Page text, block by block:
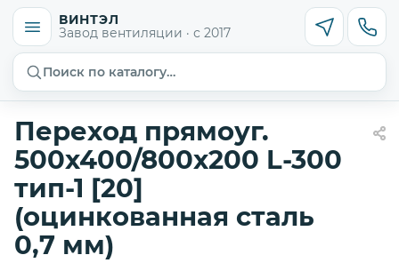
ВИНТЭЛ
Завод вентиляции · с 2017
Поиск по каталогу…
Переход прямоуг.
500х400/800х200 L-300
тип-1 [20]
(оцинкованная сталь
0,7 мм)